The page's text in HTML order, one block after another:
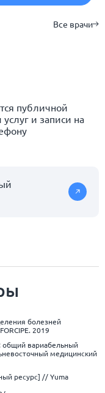
Все врачи
публичной
и записи на
болезней
2019
вариабельный
медицинский
ресурс] // Yuma